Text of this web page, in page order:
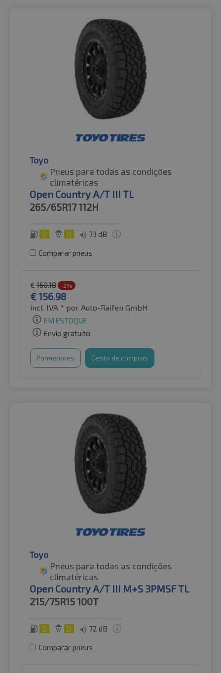
Toyo
Pneus para todas as condições
climatéricas
Open Country A/T III TL
265/65R17112H
D D 73 dB
Comparar pneus
€ 160.18 -2%
€156.98
incl. IVA * por Auto-Raifen GmbH
EM ESTOQUE
Envio gratuito
Pormenores Cesto de compras
Toyo
Pneus para todas as condições
climatéricas
Open Country A/T III M+S 3PMSF TL
215/75R15100T
D D 72 dB
Comparar pneus